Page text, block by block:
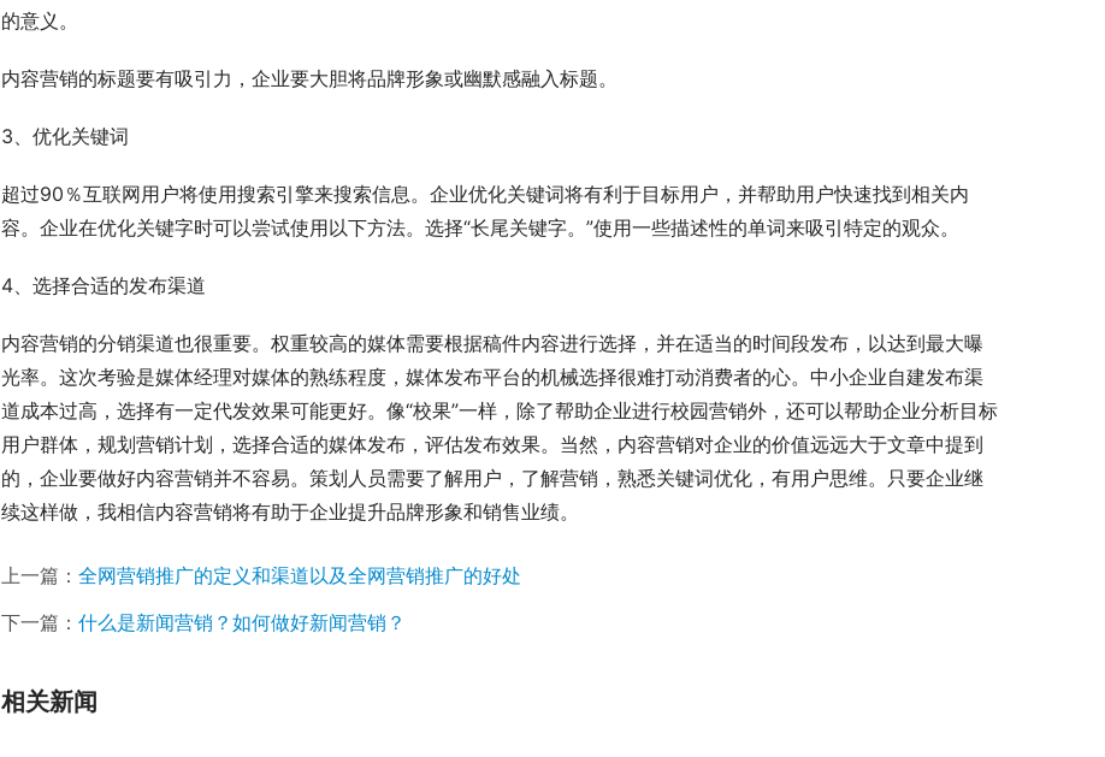
的意义。
内容营销的标题要有吸引力，企业要大胆将品牌形象或幽默感融入标题。
3、优化关键词
超过90％互联网用户将使用搜索引擎来搜索信息。企业优化关键词将有利于目标用户，并帮助用户快速找到相关内
容。企业在优化关键字时可以尝试使用以下方法。选择“长尾关键字。”使用一些描述性的单词来吸引特定的观众。
4、选择合适的发布渠道
内容营销的分销渠道也很重要。权重较高的媒体需要根据稿件内容进行选择，并在适当的时间段发布，以达到最大曝
光率。这次考验是媒体经理对媒体的熟练程度，媒体发布平台的机械选择很难打动消费者的心。中小企业自建发布渠
道成本过高，选择有一定代发效果可能更好。像“校果”一样，除了帮助企业进行校园营销外，还可以帮助企业分析目标
用户群体，规划营销计划，选择合适的媒体发布，评估发布效果。当然，内容营销对企业的价值远远大于文章中提到
的，企业要做好内容营销并不容易。策划人员需要了解用户，了解营销，熟悉关键词优化，有用户思维。只要企业继
续这样做，我相信内容营销将有助于企业提升品牌形象和销售业绩。
上一篇： 全网营销推广的定义和渠道以及全网营销推广的好处
下一篇： 什么是新闻营销？如何做好新闻营销？
相关新闻